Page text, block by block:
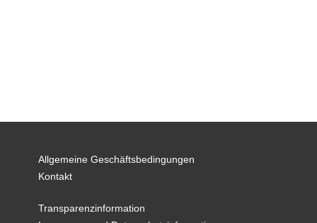
Allgemeine Geschäftsbedingungen
Kontakt
Transparenzinformation